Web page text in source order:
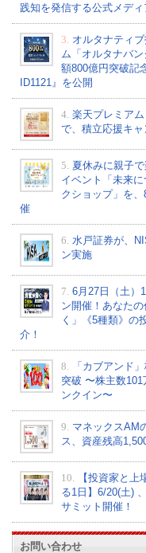
践知を発信する公式メデ
3. オルタナティ
ム「オルタナバ
額800億円突破記
ID1121』を公開
4. 楽天プレミア
で、積立応援キ
5. 夏休みに親子
イベント「未来
クショップ」を
催
6. 水戸証券が、
ン実施
7. 6月27日（土）
ン開催！あなた
く」《5種類》の
介！
8.
「カブアンド
突破 〜株主数
ンクイン〜
9. マネックスAM
ス、資産残高
10.
【投資家と上
る1日】6/20(土)
サミット開催！
お問い合わせ